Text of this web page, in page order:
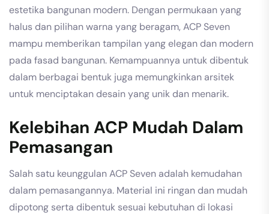
estetika bangunan modern. Dengan permukaan yang
halus dan pilihan warna yang beragam, ACP Seven
mampu memberikan tampilan yang elegan dan modern
pada fasad bangunan. Kemampuannya untuk dibentuk
dalam berbagai bentuk juga memungkinkan arsitek
untuk menciptakan desain yang unik dan menarik.
Kelebihan ACP Mudah Dalam
Pemasangan
Salah satu keunggulan ACP Seven adalah kemudahan
dalam pemasangannya. Material ini ringan dan mudah
dipotong serta dibentuk sesuai kebutuhan di lokasi